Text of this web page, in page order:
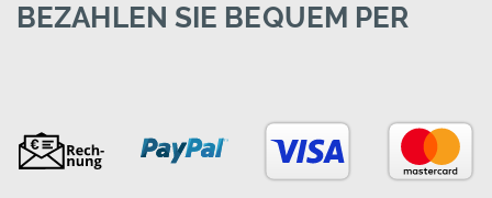
BEZAHLEN SIE BEQUEM PER